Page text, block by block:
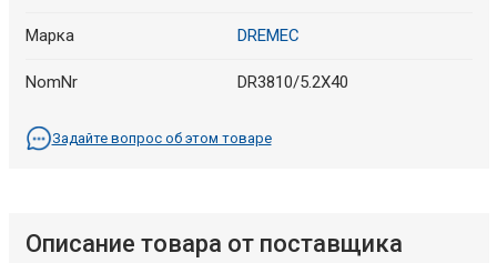
Марка DREMEC
NomNr DR3810/5.2X40
Задайте вопрос об этом товаре
Описание товара от поставщика